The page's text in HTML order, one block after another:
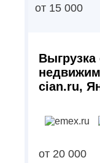
от 15 000
Выгрузка
cian.ru,
от 20 000